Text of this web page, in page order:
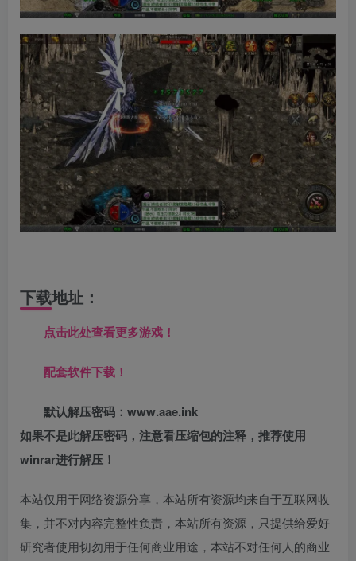
下载地址：
点击此处查看更多游戏！
配套软件下载！
默认解压密码：www.aae.ink
如果不是此解压密码，注意看压缩包的注释，推荐使用
winrar进行解压！
本站仅用于网络资源分享，本站所有资源均来自于互联网收
集，并不对内容完整性负责，本站所有资源，只提供给爱好
研究者使用切勿用于任何商业用途，本站不对任何人的商业